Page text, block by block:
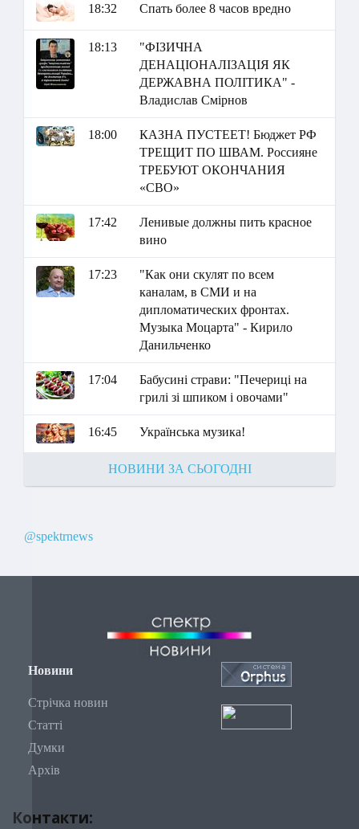
18:32 Спать более 8 часов вредно
18:13
"ФІЗИЧНА
ДЕНАЦІОНАЛІЗАЦІЯ ЯК
ДЕРЖАВНА ПОЛІТИКА" -
Владислав Смірнов
18:00
КАЗНА ПУСТЕЕТ! Бюджет РФ
ТРЕЩИТ ПО ШВАМ. Россияне
ТРЕБУЮТ ОКОНЧАНИЯ
«СВО»
17:42
Ленивые должны пить красное
вино
17:23
"Как они скулят по всем
каналам, в СМИ и на
дипломатических фронтах.
Музыка Моцарта" - Кирило
Данильченко
17:04
Бабусині страви: "Печериці на
грилі зі шпиком і овочами"
16:45 Українська музика!
НОВИНИ ЗА СЬОГОДНІ
@spektrnews
Новини
Стрічка новин
Статті
Думки
Архів
Контакти: